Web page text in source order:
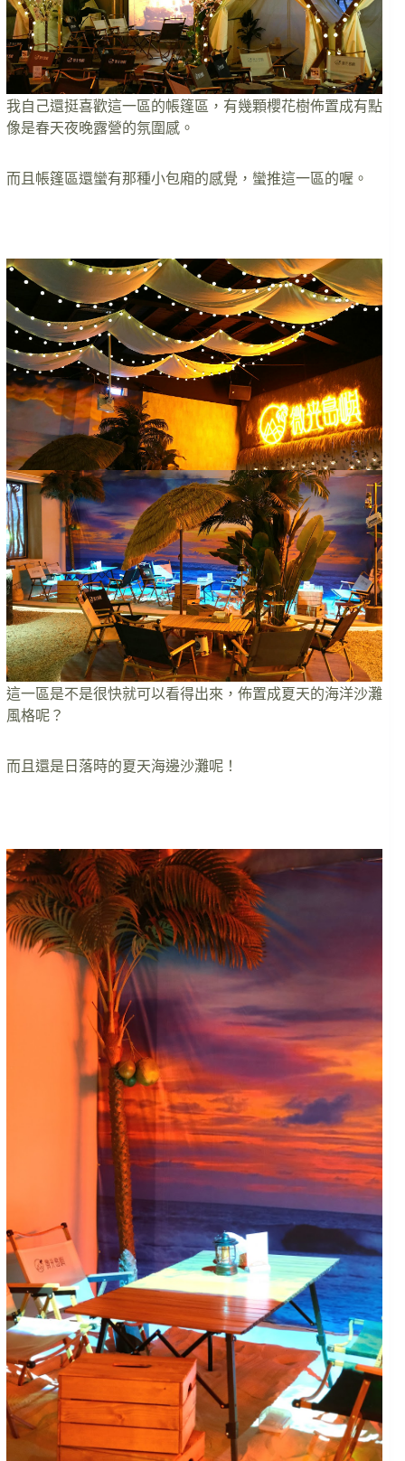
我自己還挺喜歡這一區的帳篷區，有幾顆櫻花樹佈置成有點
像是春天夜晚露營的氛圍感。
而且帳篷區還蠻有那種小包廂的感覺，蠻推這一區的喔。
這一區是不是很快就可以看得出來，佈置成夏天的海洋沙灘
風格呢？
而且還是日落時的夏天海邊沙灘呢！